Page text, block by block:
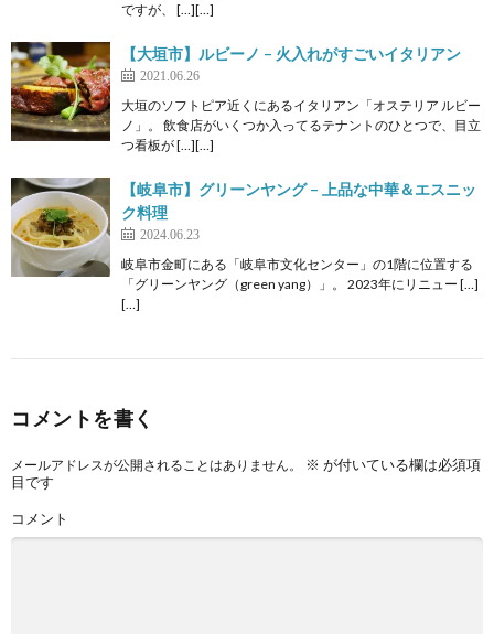
ですが、 […][…]
【大垣市】ルビーノ – 火入れがすごいイタリアン
2021.06.26
大垣のソフトピア近くにあるイタリアン「オステリア ルビー
ノ」。 飲食店がいくつか入ってるテナントのひとつで、目立
つ看板が […][…]
【岐阜市】グリーンヤング – 上品な中華＆エスニッ
ク料理
2024.06.23
岐阜市金町にある「岐阜市文化センター」の1階に位置する
「グリーンヤング（green yang）」。 2023年にリニュー […]
[…]
コメントを書く
メールアドレスが公開されることはありません。 ※ が付いている欄は必須項
目です
コメント